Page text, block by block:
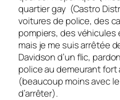
quartier gay (Castro
voitures de police, des
pompiers, des véhicules
mais je me suis arrêtée
Davidson d’un flic,
police au demeurant fort
(beaucoup moins avec
d’arrêter).